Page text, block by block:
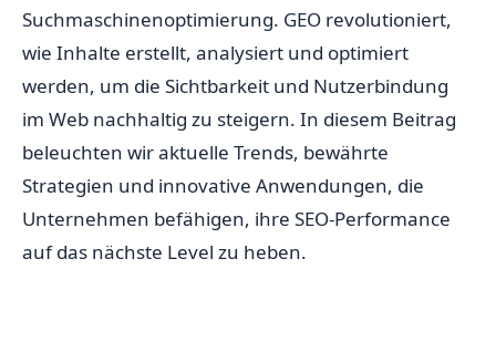
Suchmaschinenoptimierung. GEO revolutioniert,
wie Inhalte erstellt, analysiert und optimiert
werden, um die Sichtbarkeit und Nutzerbindung
im Web nachhaltig zu steigern. In diesem Beitrag
beleuchten wir aktuelle Trends, bewährte
Strategien und innovative Anwendungen, die
Unternehmen befähigen, ihre SEO-Performance
auf das nächste Level zu heben.